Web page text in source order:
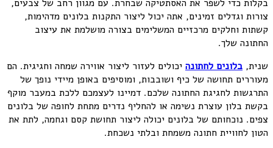
בקלות כדי לשפר את האסתטיקה שבחרת. עם מגוון רחב של צבעים,
צורות וגדלים זמינים, אתה יכול ליצור התקנות בלונים מדהימות,
קשתות וחלקים מרכזיים המשלימים בצורה מושלמת את עיצוב
החתונה שלך.
שנית, בלונים לחתונה יכולים לעזור ליצור אווירה שמחה וחגיגית. הם
מעוררים תחושה של כיף ושובבות, ומוסיפים באופן מיידי נופך של
התרגשות לחגיגת החתונה שלכם. דמיינו לעצמכם ללכת במעבר מוקף
בקשת בלון עוצרת נשימה או להחליף נדרים מתחת לחופה של בלונים
צפים. נוכחותם של בלונים יכולה ליצור תחושת קסם וגחמה, לתת את
הטון לחוויית חתונה משמחת ובלתי נשכחת.